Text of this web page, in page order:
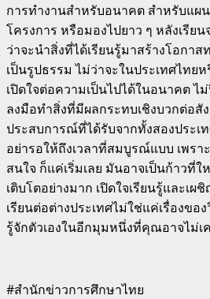
การทำงานสำหรับอนาคต สำหรับแผน
โครงการ หรือมองไปยาว ๆ หลังเรีย
ว่าจะนำสิ่งที่ได้เรียนรู้มาสร้างโอกาส
เป็นรูปธรรม ไม่ว่าจะในประเทศไทย
เปิดใจต่อความเป็นไปได้ในอนาคต ไ
ลงมือทำสิ่งที่มีผลกระทบเชิงบวกต่อสั
ประสบการณ์ที่ได้รับจากทั้งสองประเ
อย่ารอให้ถึงเวลาที่สมบูรณ์แบบ เพร
สนใจ ก็แค่เริ่มเลย มันอาจเป็นก้าว
เติบโตอย่างมาก เปิดใจเรียนรู้และเ
เรียนต่อต่างประเทศไม่ใช่แค่เรื่องข
รู้จักตัวเองในอีกมุมหนึ่งที่คุณอาจไม่เ
#สำนักข่าวการศึกษาไทย